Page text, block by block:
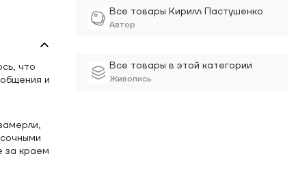
Все товары Кирилл Пастушенко
Автор
Все товары в этой категории
Живопись
что
и
за краем